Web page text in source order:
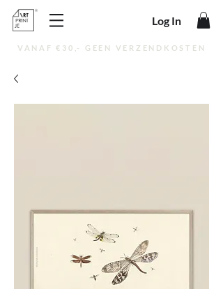
Log In
VANAF €30,- GEEN VERZENDKOSTEN